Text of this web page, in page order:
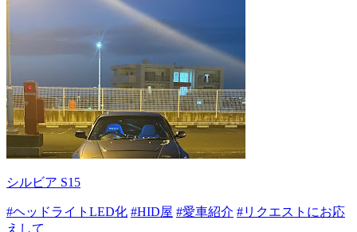
シルビア S15
#ヘッドライトLED化 #HID屋 #愛車紹介 #リクエストにお応
えして